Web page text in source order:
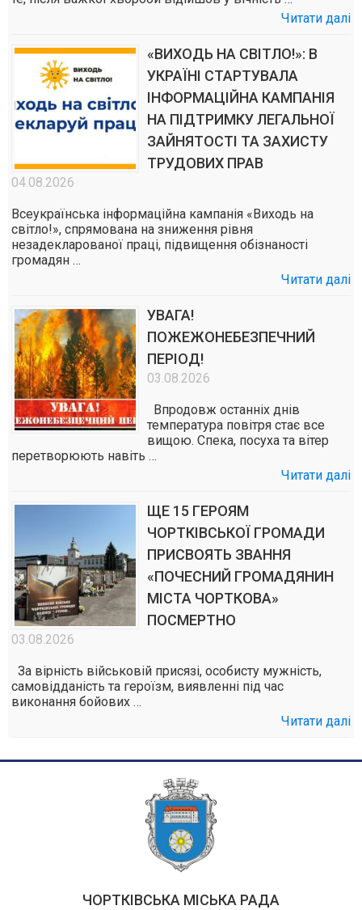
Читати далі
«ВИХОДЬ НА СВІТЛО!»: В
УКРАЇНІ СТАРТУВАЛА
ІНФОРМАЦІЙНА КАМПАНІЯ
НА ПІДТРИМКУ ЛЕГАЛЬНОЇ
ЗАЙНЯТОСТІ ТА ЗАХИСТУ
ТРУДОВИХ ПРАВ
04.08.2026
Всеукраїнська інформаційна кампанія «Виходь на
світло!», спрямована на зниження рівня
незадекларованої праці, підвищення обізнаності
громадян …
Читати далі
УВАГА!
ПОЖЕЖОНЕБЕЗПЕЧНИЙ
ПЕРІОД!
03.08.2026
Впродовж останніх днів
температура повітря стає все
вищою. Спека, посуха та вітер
перетворюють навіть …
Читати далі
ЩЕ 15 ГЕРОЯМ
ЧОРТКІВСЬКОЇ ГРОМАДИ
ПРИСВОЯТЬ ЗВАННЯ
«ПОЧЕСНИЙ ГРОМАДЯНИН
МІСТА ЧОРТКОВА»
ПОСМЕРТНО
03.08.2026
За вірність військовій присязі, особисту мужність,
самовідданість та героїзм, виявленні під час
виконання бойових …
Читати далі
ЧОРТКІВСЬКА МІСЬКА РАДА